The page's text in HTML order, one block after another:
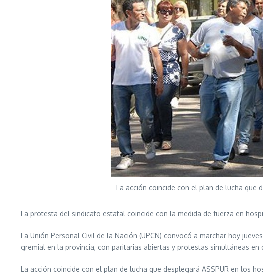
La acción coincide con el plan de lucha que
La protesta del sindicato estatal coincide con la medida de fuerza en
La Unión Personal Civil de la Nación (UPCN) convocó a marchar hoy
gremial en la provincia, con paritarias abiertas y protestas simultáneas en
La acción coincide con el plan de lucha que desplegará ASSPUR en los